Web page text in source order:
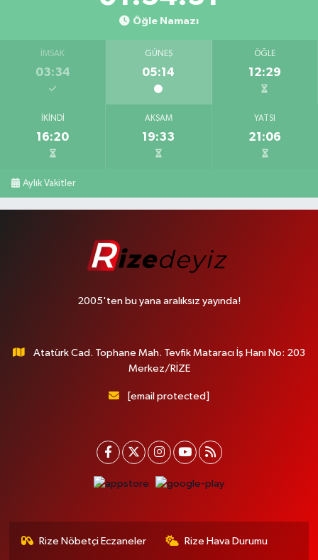
Öğle Namazı
İMSAK
03:34
GÜNEŞ
05:14
ÖĞLE
12:29
İKINDI
16:20
AKŞAM
19:33
YATSI
21:06
Aylık Vakitler
2005'ten bu yana aralıksız yayında!
Atatürk Cad. Tophane Mah. Tevfik Mataracı İş Hanı No: 203
Merkez/RİZE
[email protected]
Rize Nöbetçi Eczaneler Rize Hava Durumu